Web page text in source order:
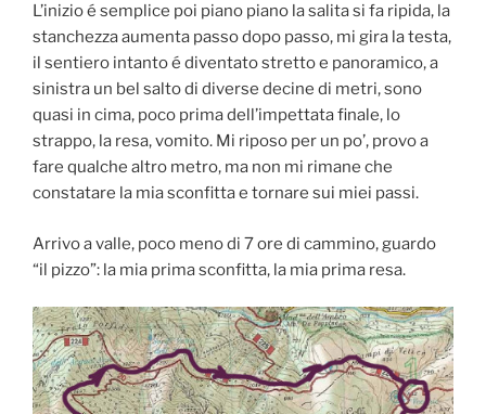
L’inizio é semplice poi piano piano la salita si fa ripida, la
stanchezza aumenta passo dopo passo, mi gira la testa,
il sentiero intanto é diventato stretto e panoramico, a
sinistra un bel salto di diverse decine di metri, sono
quasi in cima, poco prima dell’impettata finale, lo
strappo, la resa, vomito. Mi riposo per un po’, provo a
fare qualche altro metro, ma non mi rimane che
constatare la mia sconfitta e tornare sui miei passi.
Arrivo a valle, poco meno di 7 ore di cammino, guardo
“il pizzo”: la mia prima sconfitta, la mia prima resa.